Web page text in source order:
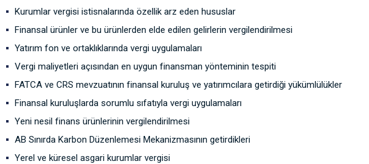
Kurumlar vergisi istisnalarında özellik arz eden hususlar
Finansal ürünler ve bu ürünlerden elde edilen gelirlerin vergilendirilmesi
Yatırım fon ve ortaklıklarında vergi uygulamaları
Vergi maliyetleri açısından en uygun finansman yönteminin tespiti
FATCA ve CRS mevzuatının finansal kuruluş ve yatırımcılara getirdiği yükümlülükler
Finansal kuruluşlarda sorumlu sıfatıyla vergi uygulamaları
Yeni nesil finans ürünlerinin vergilendirilmesi
AB Sınırda Karbon Düzenlemesi Mekanizmasının getirdikleri
Yerel ve küresel asgari kurumlar vergisi